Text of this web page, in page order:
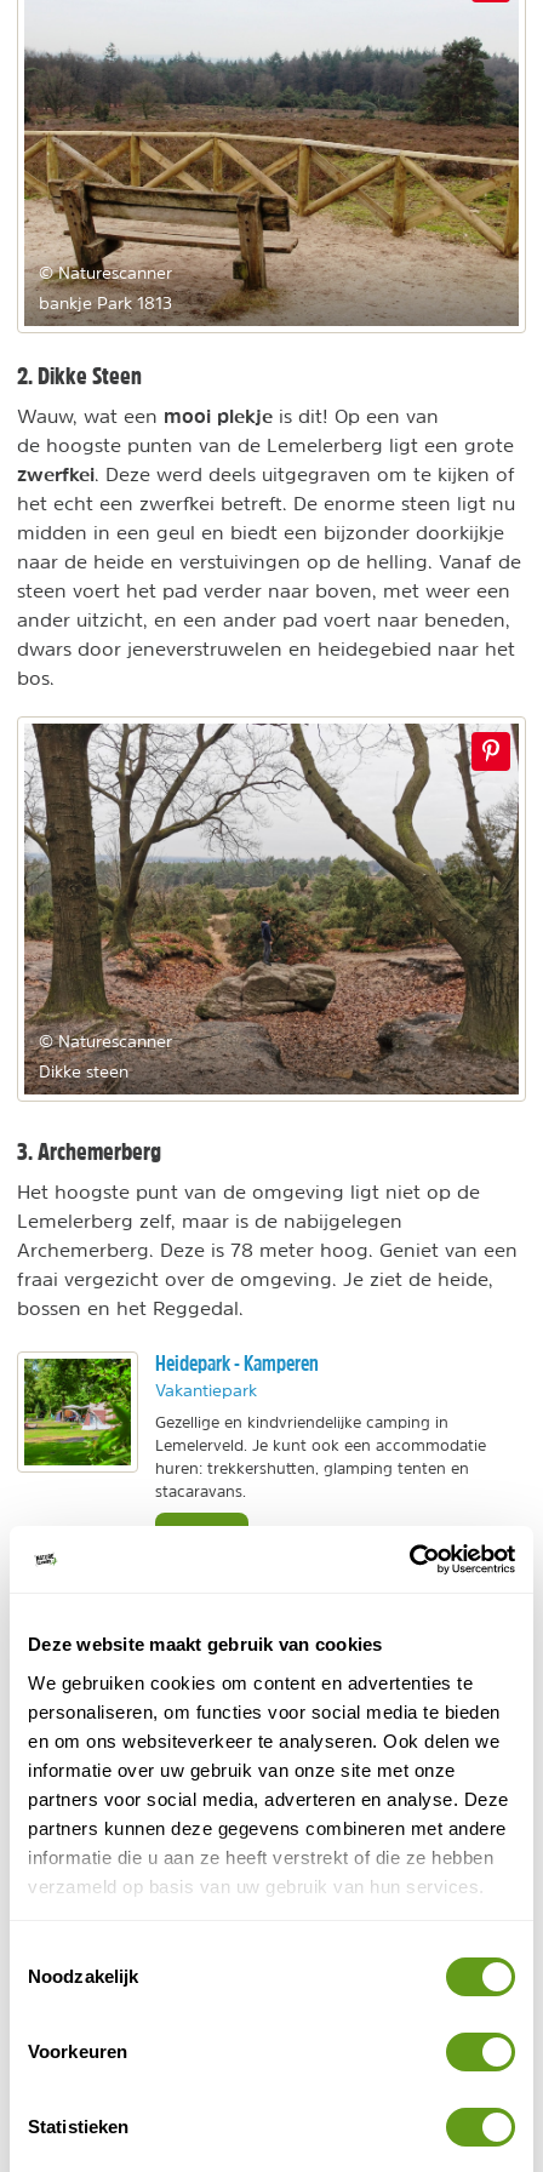
Deze website maakt gebruik van cookies
We gebruiken cookies om content en advertenties te
personaliseren, om functies voor social media te bieden
en om ons websiteverkeer te analyseren. Ook delen we
informatie over uw gebruik van onze site met onze
partners voor social media, adverteren en analyse. Deze
partners kunnen deze gegevens combineren met andere
informatie die u aan ze heeft verstrekt of die ze hebben
verzameld op basis van uw gebruik van hun services.
Noodzakelijk
Voorkeuren
Statistieken
© Naturescanner
bankje Park 1813
2. Dikke Steen
Wauw, wat een mooi plekje is dit! Op een van
de hoogste punten van de Lemelerberg ligt een grote
zwerfkei . Deze werd deels uitgegraven om te kijken of
het echt een zwerfkei betreft. De enorme steen ligt nu
midden in een geul en biedt een bijzonder doorkijkje
naar de heide en verstuivingen op de helling. Vanaf de
steen voert het pad verder naar boven, met weer een
ander uitzicht, en een ander pad voert naar beneden,
dwars door jeneverstruwelen en heidegebied naar het
bos.
© Naturescanner
Dikke steen
3. Archemerberg
Het hoogste punt van de omgeving ligt niet op de
Lemelerberg zelf, maar is de nabijgelegen
Archemerberg. Deze is 78 meter hoog. Geniet van een
fraai vergezicht over de omgeving. Je ziet de heide,
bossen en het Reggedal.
Heidepark - Kamperen
Vakantiepark
Gezellige en kindvriendelijke camping in
Lemelerveld. Je kunt ook een accommodatie
huren: trekkershutten, glamping tenten en
stacaravans.
BEKIJK
Gezellig vakantiepark aan de voet van de
Sallandse Heuvelrug. Ideaal voor jonge gezinnen,
BEKIJK
3. Stuifzand en zandverstuivingen
meer plaats te laten maken voor open heide, wat dan
weer ten goede komt aan bepaalde dieren en planten.
4. Oude Raalterweg
eikenstoven bij de Oude Raalterweg. Deze eikenstoven
werden in vroegere tijden gebruikt voor hakhout. Ook